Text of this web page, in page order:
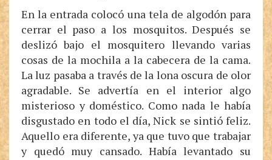
En la entrada colocó una tela de algodón para
cerrar el paso a los mosquitos. Después se
deslizó bajo el mosquitero llevando varias
cosas de la mochila a la cabecera de la cama.
La luz pasaba a través de la lona oscura de olor
agradable. Se advertía en el interior algo
misterioso y doméstico. Como nada le había
disgustado en todo el día, Nick se sintió feliz.
Aquello era diferente, ya que tuvo que trabajar
y quedó muy cansado. Había levantado su